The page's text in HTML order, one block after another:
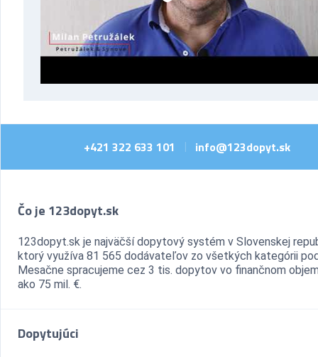
+421 322 633 101 info@123dopyt.sk
Čo je 123dopyt.sk
123dopyt.sk je najväčší dopytový systém v Slovenskej
ktorý využíva 81 565 dodávateľov zo všetkých kategórii
Mesačne spracujeme cez 3 tis. dopytov vo finančnom
ako 75 mil. €.
Dopytujúci